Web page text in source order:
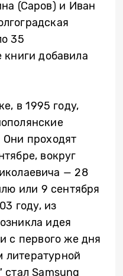
(Саров) и Иван
35
добавила
в 1995 году,
Они проходят
вокруг
— 28
или 9 сентября
году, из
идея
с первого же дня
литературной
стал Samsung